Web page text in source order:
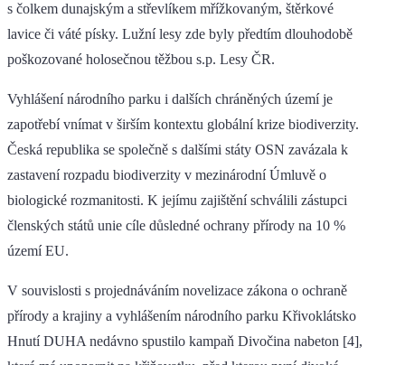
s čolkem dunajským a střevlíkem mřížkovaným, štěrkové
lavice či váté písky. Lužní lesy zde byly předtím dlouhodobě
poškozované holosečnou těžbou s.p. Lesy ČR.
Vyhlášení národního parku i dalších chráněných území je
zapotřebí vnímat v širším kontextu globální krize biodiverzity.
Česká republika se společně s dalšími státy OSN zavázala k
zastavení rozpadu biodiverzity v mezinárodní Úmluvě o
biologické rozmanitosti. K jejímu zajištění schválili zástupci
členských států unie cíle důsledné ochrany přírody na 10 %
území EU.
V souvislosti s projednáváním novelizace zákona o ochraně
přírody a krajiny a vyhlášením národního parku Křivoklátsko
Hnutí DUHA nedávno spustilo kampaň Divočina nabeton [4],